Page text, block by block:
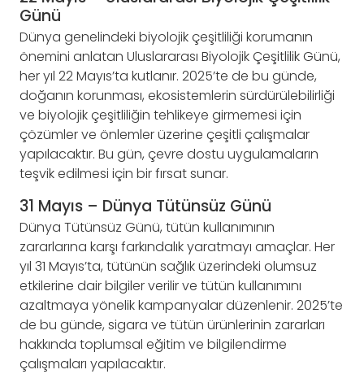
Günü
Dünya genelindeki biyolojik çeşitliliği korumanın
önemini anlatan Uluslararası Biyolojik Çeşitlilik Günü,
her yıl 22 Mayıs’ta kutlanır. 2025’te de bu günde,
doğanın korunması, ekosistemlerin sürdürülebilirliği
ve biyolojik çeşitliliğin tehlikeye girmemesi için
çözümler ve önlemler üzerine çeşitli çalışmalar
yapılacaktır. Bu gün, çevre dostu uygulamaların
teşvik edilmesi için bir fırsat sunar.
31 Mayıs – Dünya Tütünsüz Günü
Dünya Tütünsüz Günü, tütün kullanımının
zararlarına karşı farkındalık yaratmayı amaçlar. Her
yıl 31 Mayıs’ta, tütünün sağlık üzerindeki olumsuz
etkilerine dair bilgiler verilir ve tütün kullanımını
azaltmaya yönelik kampanyalar düzenlenir. 2025’te
de bu günde, sigara ve tütün ürünlerinin zararları
hakkında toplumsal eğitim ve bilgilendirme
çalışmaları yapılacaktır.